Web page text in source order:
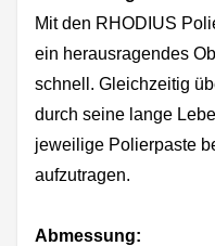
Mit den RHODIUS
ein herausragendes
schnell. Gleichzeitig
durch seine lange
jeweilige Polierpaste
aufzutragen.
Abmessung: